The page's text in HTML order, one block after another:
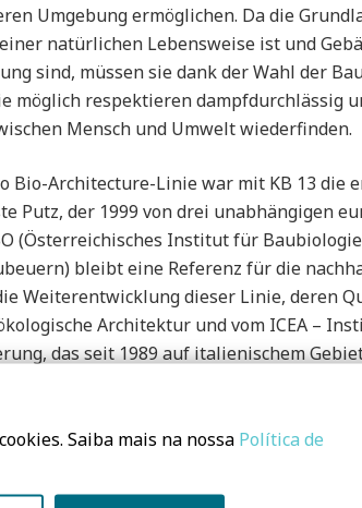
Umgebung ermöglichen. Da die
natürlichen Lebensweise ist und
sind, müssen sie dank der Wahl der
möglich respektieren dampfdurchlässig
Mensch und Umwelt wiederfinden.
Bio-Architecture-Linie war mit KB 13 die
Putz, der 1999 von drei unabhängigen
(Österreichisches Institut für
bleibt eine Referenz für die
die Weiterentwicklung dieser Linie, deren
Architektur und vom ICEA –
das seit 1989 auf italienischem
der Mörtel und Putze der
niedrigen Elastizitätsmodul
im Vergleich zu Produkten
Saiba mais na nossa Política de